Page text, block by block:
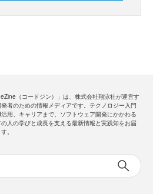
（コードジン）」は、株式会社翔泳社が運営す
発者のための情報メディアです。テクノロジー入門
用、キャリアまで、ソフトウェア開発にかかわる
人の学びと成長を支える最新情報と実践知をお届
。